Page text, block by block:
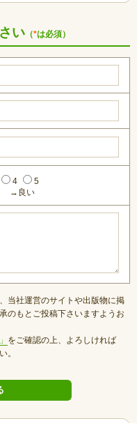
い （*は必須）
4
5
→良い
当社運営のサイトや出版物に掲
のもとご投稿下さいますようお
をご確認の上、よろしければ
。